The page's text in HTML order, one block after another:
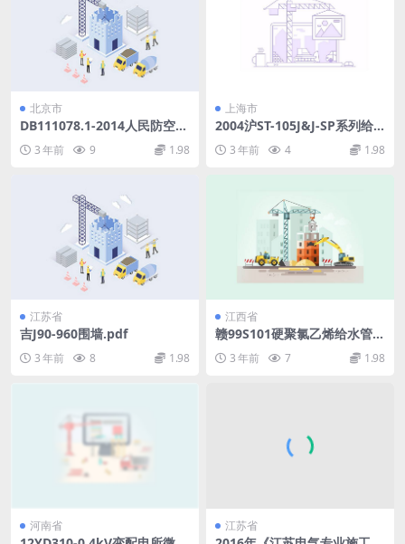
北京市
DB111078.1-2014人民防空工
部分：人防门.pdf
3 年前 9 1.98
上海市
2004沪ST-105J&J-SP系列给
3 年前 4 1.98
江苏省
吉J90-960围墙.pdf
3 年前 8 1.98
江西省
赣99S101硬聚氯乙烯给水管安
3 年前 7 1.98
河南省 江苏省